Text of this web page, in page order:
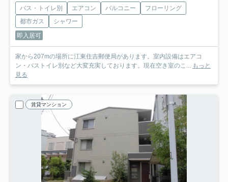
バス・トイレ別 エアコン バルコニー
フローリング
都市ガス
シャワー
即入居可
家から207mの場所に江東住吉郵便局があります。室内設備はエアコ
ン・バストイレ別など大変充実しております。現在空き室のこ... もっと
見る
賃貸マンション